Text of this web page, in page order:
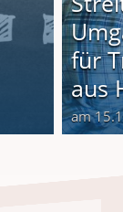
für
aus
am